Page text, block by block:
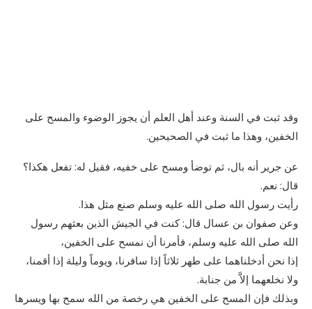
وقد ثبت في السنة وعند أهل العلم أن يجوز الوضوء والمسح على
الخفين، وهذا ما ثبت في الصحيحين.
عن جرير أنه بال، ثم توضأ ومسح على خفيه، فقيل له: تفعل هكذا؟
قال: نعم.
رأيت رسول الله صلى الله عليه وسلم صنع مثل هذا.
وعن صفوان بن عسال قال: كنت في الجيش الذين بعثهم رسول
الله صلى الله عليه وسلم، فأمرنا أن نمسح على الخفين،
إذا نحن أدخلناهما على طهر ثلاثاً إذا سافرنا، ويوماً وليلة إذا أقمنا،
ولا نخلعهما إلاَّ من جنابة.
وبذلك فإن المسح على الخفين هي رخصة من الله سمح بها ويسرها